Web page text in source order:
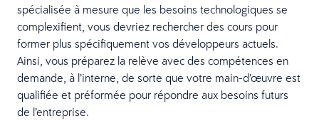
spécialisée à mesure que les besoins technologiques se
complexifient, vous devriez rechercher des cours pour
former plus spécifiquement vos développeurs actuels.
Ainsi, vous préparez la relève avec des compétences en
demande, à l’interne, de sorte que votre main-d’œuvre est
qualifiée et préformée pour répondre aux besoins futurs
de l’entreprise.